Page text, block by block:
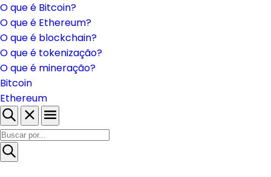
O que é Bitcoin?
O que é Ethereum?
O que é blockchain?
O que é tokenização?
O que é mineração?
Bitcoin
Ethereum